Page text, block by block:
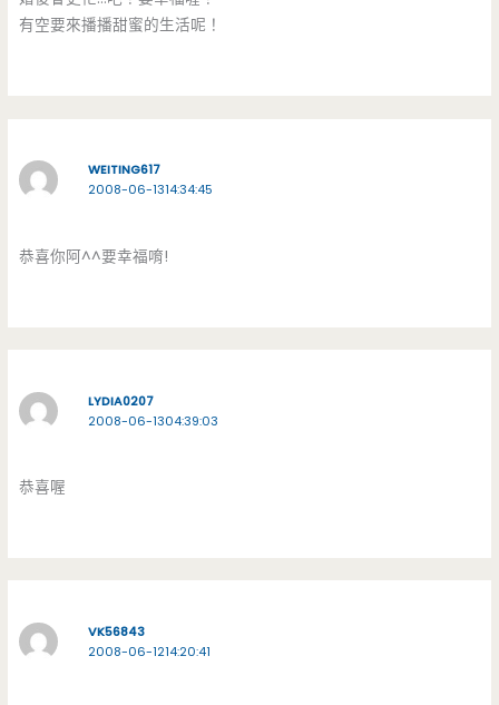
有空要來播播甜蜜的生活呢！
WEITING617
2008-06-1314:34:45
恭喜你阿^^要幸福唷!
LYDIA0207
2008-06-1304:39:03
恭喜喔
VK56843
2008-06-1214:20:41